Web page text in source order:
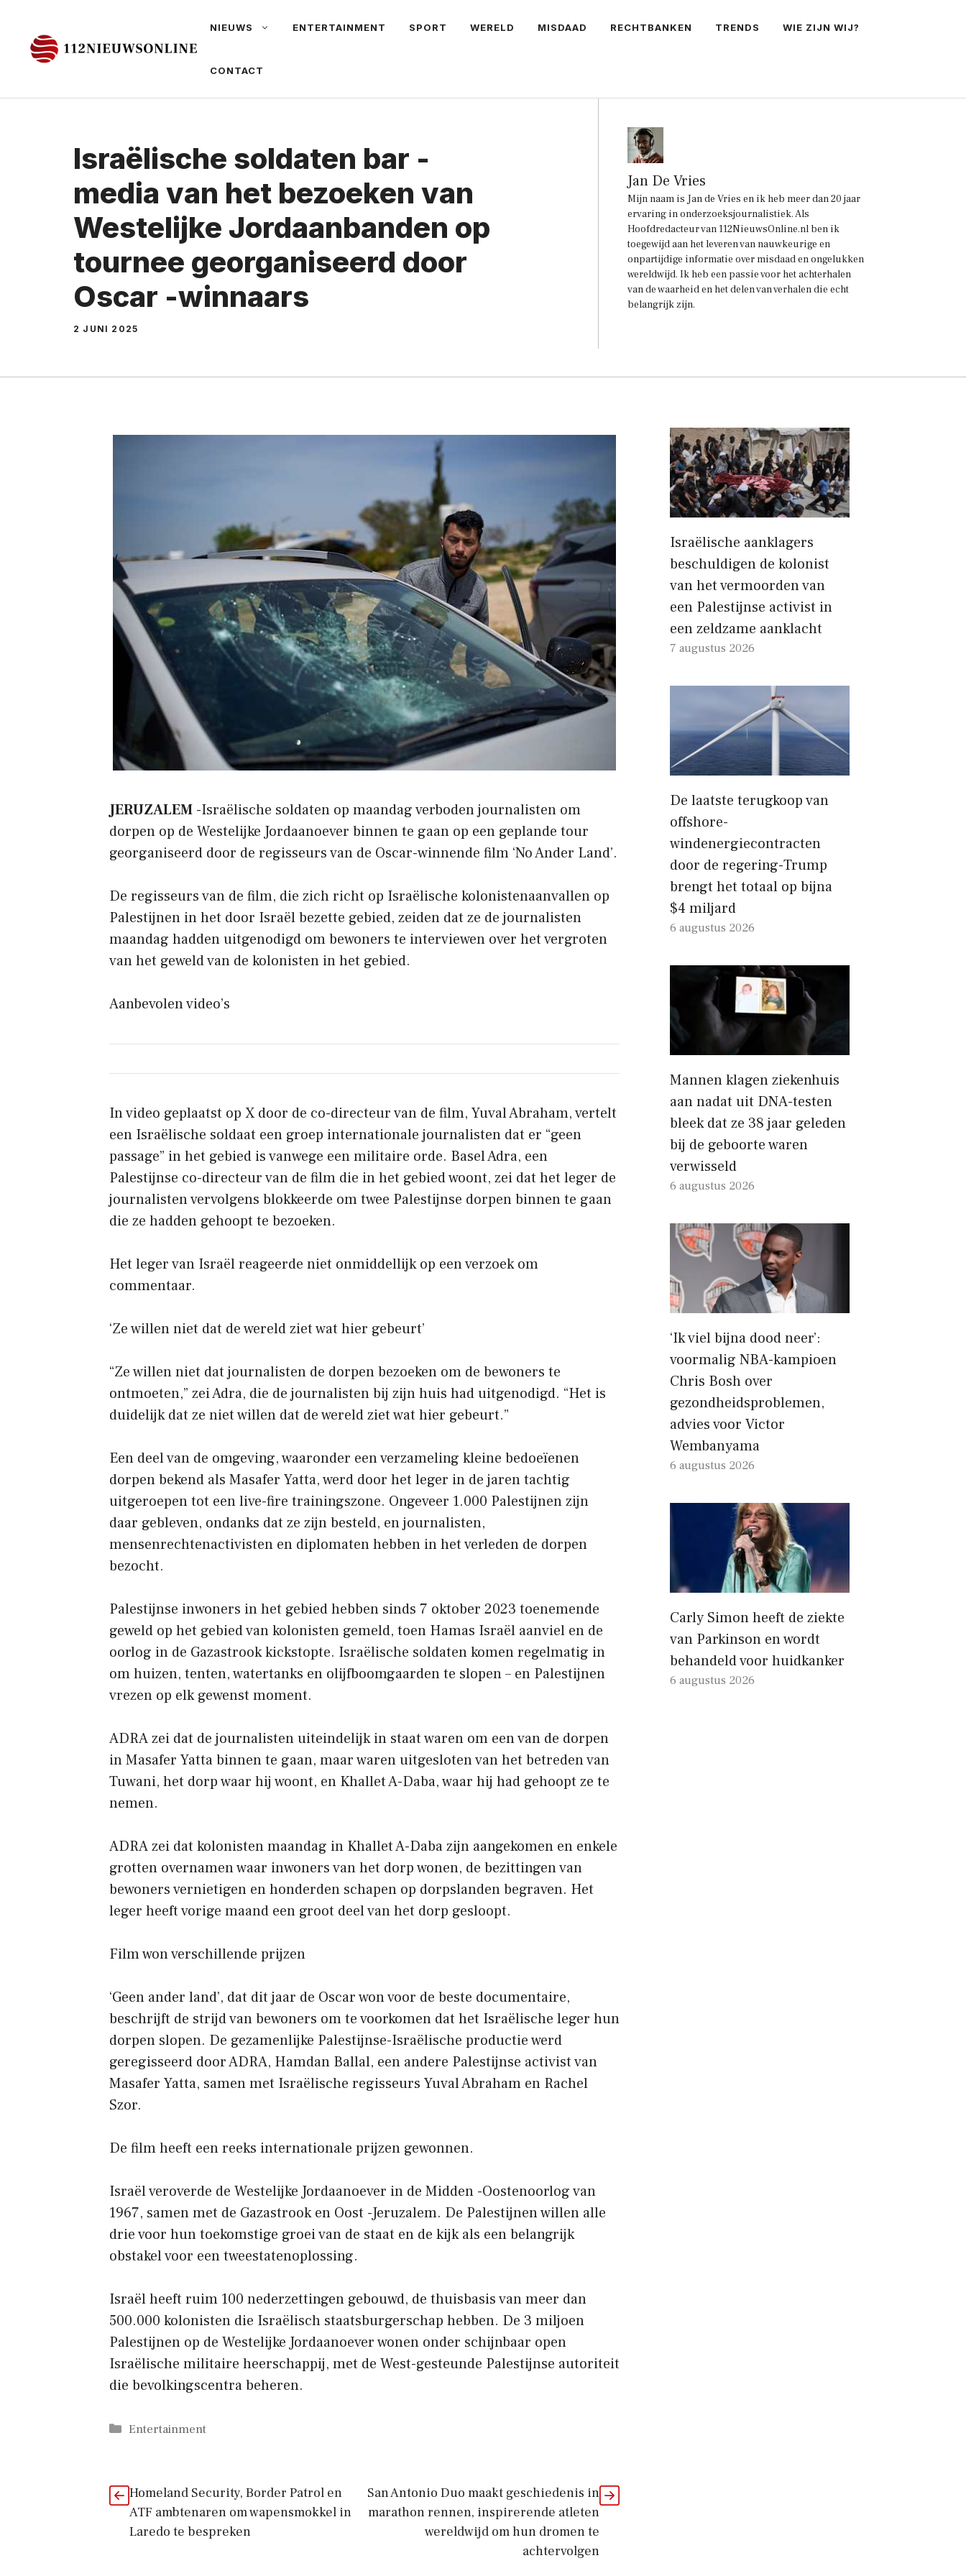
NIEUWS ENTERTAINMENT SPORT WERELD MISDAAD RECHTBANKEN TRENDS WIE ZIJN WIJ?
CONTACT
Israëlische soldaten bar -
media van het bezoeken van
Westelijke Jordaanbanden op
tournee georganiseerd door
Oscar -winnaars
2 JUNI 2025
Jan De Vries
Mijn naam is Jan de Vries en ik heb meer dan 20 jaar
ervaring in onderzoeksjournalistiek. Als
Hoofdredacteur van 112NieuwsOnline.nl ben ik
toegewijd aan het leveren van nauwkeurige en
onpartijdige informatie over misdaad en ongelukken
wereldwijd. Ik heb een passie voor het achterhalen
van de waarheid en het delen van verhalen die echt
belangrijk zijn.
JERUZALEM -Israëlische soldaten op maandag verboden journalisten om
dorpen op de Westelijke Jordaanoever binnen te gaan op een geplande tour
georganiseerd door de regisseurs van de Oscar-winnende film ‘No Ander Land’.
De regisseurs van de film, die zich richt op Israëlische kolonistenaanvallen op
Palestijnen in het door Israël bezette gebied, zeiden dat ze de journalisten
maandag hadden uitgenodigd om bewoners te interviewen over het vergroten
van het geweld van de kolonisten in het gebied.
Aanbevolen video’s
In video geplaatst op X door de co-directeur van de film, Yuval Abraham, vertelt
een Israëlische soldaat een groep internationale journalisten dat er “geen
passage” in het gebied is vanwege een militaire orde. Basel Adra, een
Palestijnse co-directeur van de film die in het gebied woont, zei dat het leger de
journalisten vervolgens blokkeerde om twee Palestijnse dorpen binnen te gaan
die ze hadden gehoopt te bezoeken.
Het leger van Israël reageerde niet onmiddellijk op een verzoek om
commentaar.
‘Ze willen niet dat de wereld ziet wat hier gebeurt’
“Ze willen niet dat journalisten de dorpen bezoeken om de bewoners te
ontmoeten,” zei Adra, die de journalisten bij zijn huis had uitgenodigd. “Het is
duidelijk dat ze niet willen dat de wereld ziet wat hier gebeurt.”
Een deel van de omgeving, waaronder een verzameling kleine bedoeïenen
dorpen bekend als Masafer Yatta, werd door het leger in de jaren tachtig
uitgeroepen tot een live-fire trainingszone. Ongeveer 1.000 Palestijnen zijn
daar gebleven, ondanks dat ze zijn besteld, en journalisten,
mensenrechtenactivisten en diplomaten hebben in het verleden de dorpen
bezocht.
Palestijnse inwoners in het gebied hebben sinds 7 oktober 2023 toenemende
geweld op het gebied van kolonisten gemeld, toen Hamas Israël aanviel en de
oorlog in de Gazastrook kickstopte. Israëlische soldaten komen regelmatig in
om huizen, tenten, watertanks en olijfboomgaarden te slopen – en Palestijnen
vrezen op elk gewenst moment.
ADRA zei dat de journalisten uiteindelijk in staat waren om een ​​van de dorpen
in Masafer Yatta binnen te gaan, maar waren uitgesloten van het betreden van
Tuwani, het dorp waar hij woont, en Khallet A-Daba, waar hij had gehoopt ze te
nemen.
ADRA zei dat kolonisten maandag in Khallet A-Daba zijn aangekomen en enkele
grotten overnamen waar inwoners van het dorp wonen, de bezittingen van
bewoners vernietigen en honderden schapen op dorpslanden begraven. Het
leger heeft vorige maand een groot deel van het dorp gesloopt.
Film won verschillende prijzen
‘Geen ander land’, dat dit jaar de Oscar won voor de beste documentaire,
beschrijft de strijd van bewoners om te voorkomen dat het Israëlische leger hun
dorpen slopen. De gezamenlijke Palestijnse-Israëlische productie werd
geregisseerd door ADRA, Hamdan Ballal, een andere Palestijnse activist van
Masafer Yatta, samen met Israëlische regisseurs Yuval Abraham en Rachel
Szor.
De film heeft een reeks internationale prijzen gewonnen.
Israël veroverde de Westelijke Jordaanoever in de Midden -Oostenoorlog van
1967, samen met de Gazastrook en Oost -Jeruzalem. De Palestijnen willen alle
drie voor hun toekomstige groei van de staat en de kijk als een belangrijk
obstakel voor een tweestatenoplossing.
Israël heeft ruim 100 nederzettingen gebouwd, de thuisbasis van meer dan
500.000 kolonisten die Israëlisch staatsburgerschap hebben. De 3 miljoen
Palestijnen op de Westelijke Jordaanoever wonen onder schijnbaar open
Israëlische militaire heerschappij, met de West-gesteunde Palestijnse autoriteit
die bevolkingscentra beheren.
Categorieën
Entertainment
Homeland Security, Border Patrol en
ATF ambtenaren om wapensmokkel in
Laredo te bespreken
San Antonio Duo maakt geschiedenis in
marathon rennen, inspirerende atleten
wereldwijd om hun dromen te
achtervolgen
Israëlische aanklagers
beschuldigen de kolonist
van het vermoorden van
een Palestijnse activist in
een zeldzame aanklacht
7 augustus 2026
De laatste terugkoop van
offshore-
windenergiecontracten
door de regering-Trump
brengt het totaal op bijna
$4 miljard
6 augustus 2026
Mannen klagen ziekenhuis
aan nadat uit DNA-testen
bleek dat ze 38 jaar geleden
bij de geboorte waren
verwisseld
6 augustus 2026
‘Ik viel bijna dood neer’:
voormalig NBA-kampioen
Chris Bosh over
gezondheidsproblemen,
advies voor Victor
Wembanyama
6 augustus 2026
Carly Simon heeft de ziekte
van Parkinson en wordt
behandeld voor huidkanker
6 augustus 2026